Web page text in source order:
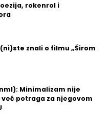
rokenrol i
znali o filmu „Širom
Minimalizam nije
potraga za njegovom